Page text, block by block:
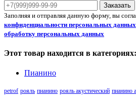
Заказать
Заполняя и отправляя данную форму, вы
конфиденциальности персональных данных
обработку персональных данных
Этот товар находится в категориях:
Пианино
petrof рояль пианино рояль акустический пианино